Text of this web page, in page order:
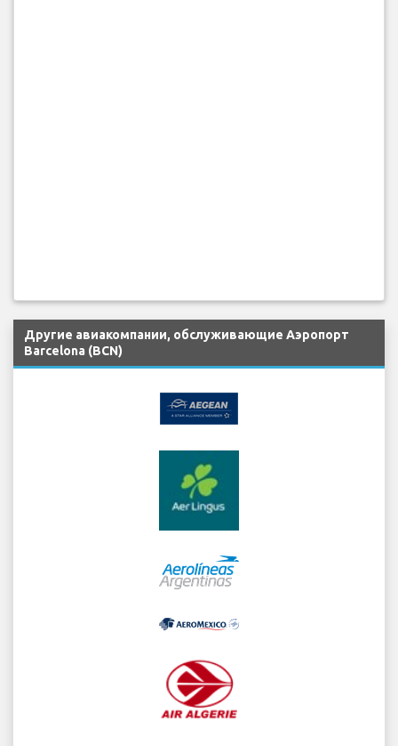
Другие авиакомпании, обслуживающие Аэропорт
Barcelona (BCN)